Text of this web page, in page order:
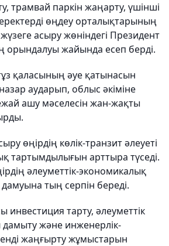
трамвай паркін жаңарту, үшінші
өңдеу орталықтарының
асыру жөніндегі Президент
жайында есеп берді.
қаласының әуе қатынасын
аударып, облыс әкіміне
ашу мәселесін жан-жақты
өңірдің көлік-транзит әлеуеті
тартымдылығын арттыра түседі.
әлеуметтік-экономикалық
тың серпін береді.
тарту, әлеуметтік
және инженерлік-
жаңғырту жұмыстарын